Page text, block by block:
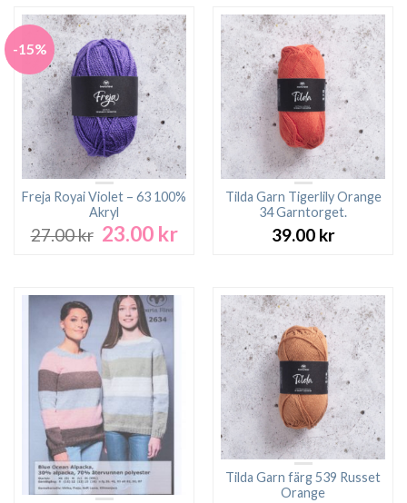
-15%
Freja Royai Violet – 63 100%
Akryl
27.00kr Det
27.00 kr.
23.00 krDet
23.00 kr.
Tilda Garn Tigerlily Orange
34 Garntorget.
39.00 kr
Tilda Garn färg 539 Russet
Orange